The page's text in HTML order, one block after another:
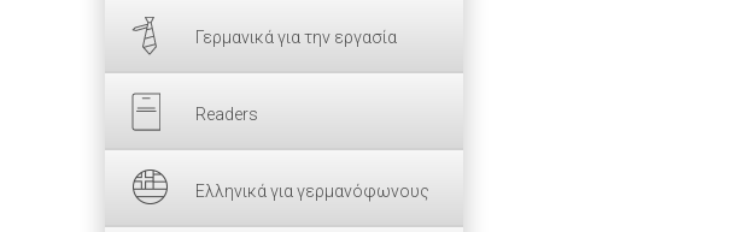
Γερμανικά για την εργασία
Readers
Ελληνικά για γερμανόφωνους